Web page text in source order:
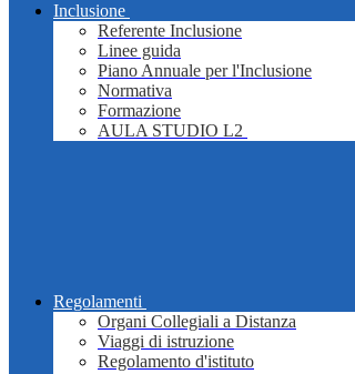
Inclusione
Referente Inclusione
Linee guida
Piano Annuale per l'Inclusione
Normativa
Formazione
AULA STUDIO L2
Regolamenti
Organi Collegiali a Distanza
Viaggi di istruzione
Regolamento d'istituto